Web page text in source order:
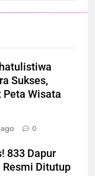
Sukses,
Peta Wisata
0
833 Dapur
Resmi Ditutup